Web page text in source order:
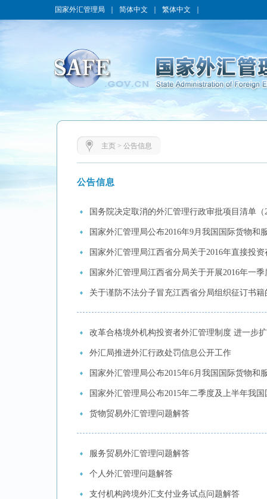
国家外汇管理局 简体中文 繁体中文
主页> 公告信息
公告信息
国务院决定取消的外汇管理行政审批项目清单（
国家外汇管理局公布2016年9月我国国际货物和
国家外汇管理局江西省分局关于2016年直接投
国家外汇管理局江西省分局关于开展2016年一
关于谨防不法分子冒充江西省分局组织征订书籍
改革合格境外机构投资者外汇管理制度 进一步
外汇局推进外汇行政处罚信息公开工作
国家外汇管理局公布2015年6月我国国际货物和
国家外汇管理局公布2015年二季度及上半年我
货物贸易外汇管理问题解答
服务贸易外汇管理问题解答
个人外汇管理问题解答
支付机构跨境外汇支付业务试点问题解答